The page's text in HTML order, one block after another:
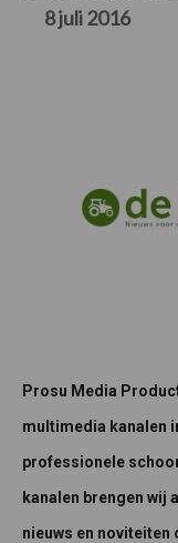
8 juli 2016
Prosu Media
multimedia kanalen
professionele
kanalen brengen
nieuws en noviteiten